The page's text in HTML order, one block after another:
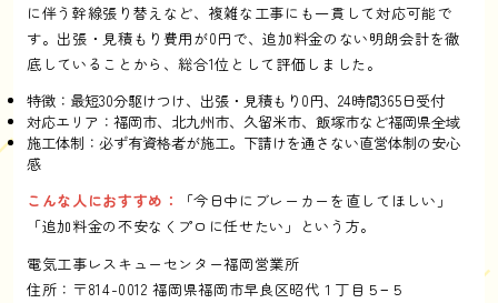
に伴う幹線張り替えなど、複雑な工事にも一貫して対応可能で
す。出張・見積もり費用が0円で、追加料金のない明朗会計を徹
底していることから、総合1位として評価しました。
特徴：最短30分駆けつけ、出張・見積もり0円、24時間365日受付
対応エリア：福岡市、北九州市、久留米市、飯塚市など福岡県全域
施工体制：必ず有資格者が施工。下請けを通さない直営体制の安心
感
こんな人におすすめ：
「今日中にブレーカーを直してほしい」
「追加料金の不安なくプロに任せたい」という方。
電気工事レスキューセンター福岡営業所
住所：〒814-0012 福岡県福岡市早良区昭代１丁目５−５